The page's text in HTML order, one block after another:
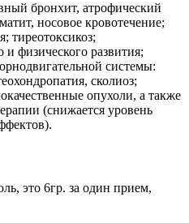
бронхит, атрофический
носовое кровотечение;
тиреотоксикоз;
физического развития;
системы:
сколиоз;
опухоли, а также
(снижается уровень
это 6гр. за один прием,